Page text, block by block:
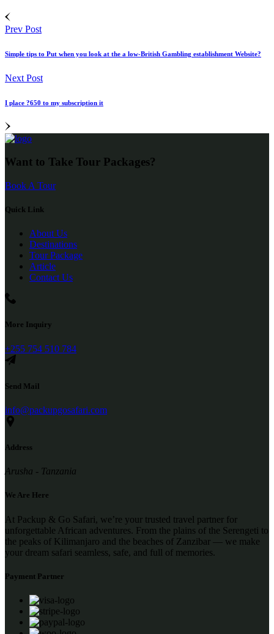
Prev Post
Simple tips to Put when you look at the a low-British Gambling establishment Website?
Next Post
I place ?650 to my subscription it
Want to Take Tour Packages?
Book A Tour
Quick Link
About Us
Destinations
Tour Package
Article
Contact Us
More Inquiry
+255 754 510 784
Send Mail
info@packupgosafari.com
Address
Arusha - Tanzania
We Are Here
At Packup & Go Safari, we’re your trusted travel partner for
unforgettable African adventures. From the plains of the Serengeti to
the peaks of Kilimanjaro and the beaches of Zanzibar — we make
your dream safari seamless, safe, and full of memories.
Payment Partner